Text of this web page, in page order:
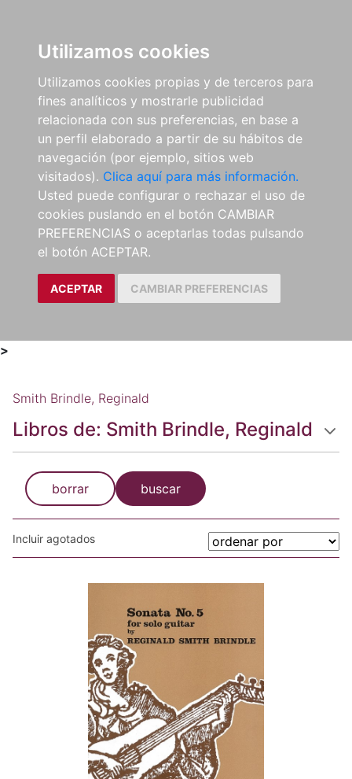
Utilizamos cookies
Utilizamos cookies propias y de terceros para
fines analíticos y mostrarle publicidad
relacionada con sus preferencias, en base a
un perfil elaborado a partir de su hábitos de
navegación (por ejemplo, sitios web
visitados). Clica aquí para más información.
Usted puede configurar o rechazar el uso de
cookies puslando en el botón CAMBIAR
PREFERENCIAS o aceptarlas todas pulsando
el botón ACEPTAR.
ACEPTAR CAMBIAR PREFERENCIAS
>
Smith Brindle, Reginald
Libros de: Smith Brindle, Reginald
borrar buscar
Incluir agotados